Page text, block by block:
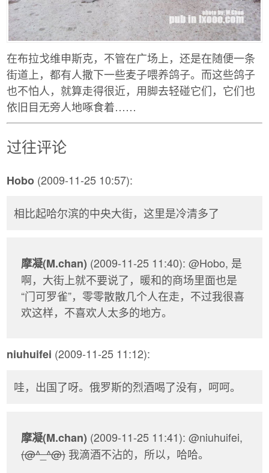
在布拉戈维申斯克，不管在广场上，还是在随便一条
街道上，都有人撒下一些麦子喂养鸽子。而这些鸽子
也不怕人，就算走得很近，用脚去轻碰它们，它们也
依旧目无旁人地啄食着……
过往评论
Hobo (2009-11-25 10:57):
相比起哈尔滨的中央大街，这里是冷清多了
摩凝(M.chan) (2009-11-25 11:40): @Hobo, 是
啊，大街上就不要说了，暖和的商场里面也是
“门可罗雀”，零零散散几个人在走，不过我很喜
欢这样，不喜欢人太多的地方。
niuhuifei (2009-11-25 11:12):
哇，出国了呀。俄罗斯的烈酒喝了没有，呵呵。
摩凝(M.chan) (2009-11-25 11:41): @niuhuifei,
(@^_^@) 我滴酒不沾的，所以，哈哈。